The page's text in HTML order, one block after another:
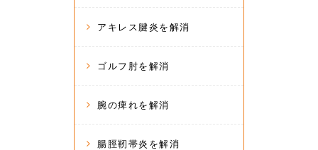
アキレス腱炎を解消
ゴルフ肘を解消
腕の痺れを解消
腸脛靭帯炎を解消